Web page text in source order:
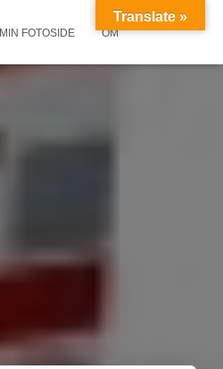
MIN FOTOSIDE OM
Translate »